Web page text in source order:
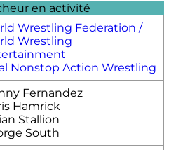
en activité
Wrestling Federation /
Wrestling
Nonstop Action Wrestling
Fernandez
Hamrick
Stallion
South